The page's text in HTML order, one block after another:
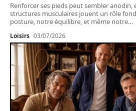
Renforcer ses pieds peut sembler
structures musculaires jouent un rôle
posture, notre équilibre, et même notre…
Loisirs 03/07/2026